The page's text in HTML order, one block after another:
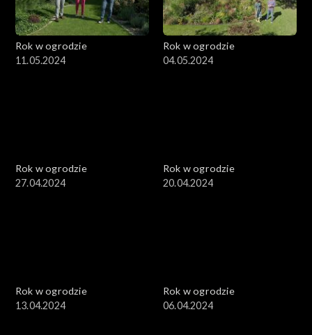
Rok w ogrodzie
11.05.2024
Rok w ogrodzie
04.05.2024
Rok w ogrodzie
27.04.2024
Rok w ogrodzie
20.04.2024
Rok w ogrodzie
13.04.2024
Rok w ogrodzie
06.04.2024